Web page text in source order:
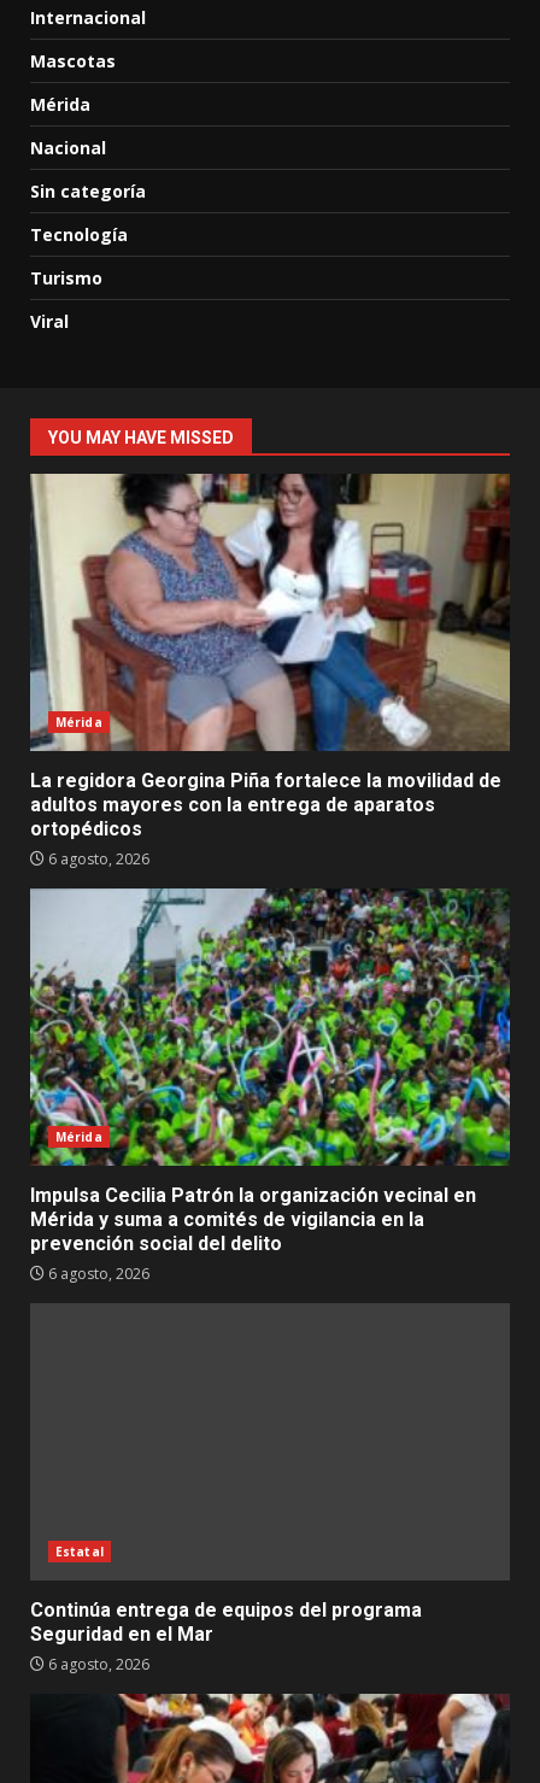
Internacional
Mascotas
Mérida
Nacional
Sin categoría
Tecnología
Turismo
Viral
YOU MAY HAVE MISSED
Mérida
La regidora Georgina Piña fortalece la movilidad de
adultos mayores con la entrega de aparatos
ortopédicos
6 agosto, 2026
Mérida
Impulsa Cecilia Patrón la organización vecinal en
Mérida y suma a comités de vigilancia en la
prevención social del delito
6 agosto, 2026
Estatal
Continúa entrega de equipos del programa
Seguridad en el Mar
6 agosto, 2026